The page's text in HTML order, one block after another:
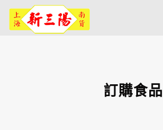
訂購食品